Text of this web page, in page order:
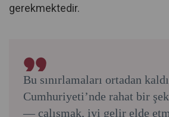
gerekmektedir.
Bu sınırlamaları ortadan
Cumhuriyeti’nde rahat bir
— çalışmak, iyi gelir elde